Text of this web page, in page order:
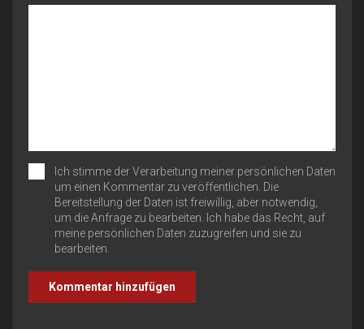
Ich stimme der Verarbeitung meiner persönlichen Daten
um einen Kommentar zu veröffentlichen. Die
Bereitstellung der Daten ist freiwillig, aber notwendig,
um die Anfrage zu bearbeiten. Ich habe das Recht, auf
meine persönlichen Daten zuzugreifen und sie zu
bearbeiten.